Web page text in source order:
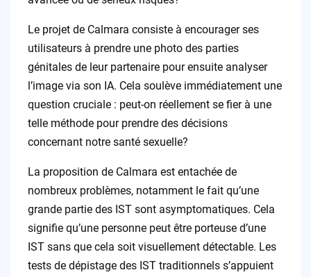
Le projet de Calmara consiste à encourager ses
utilisateurs à prendre une photo des parties
génitales de leur partenaire pour ensuite analyser
l’image via son IA. Cela soulève immédiatement une
question cruciale : peut-on réellement se fier à une
telle méthode pour prendre des décisions
concernant notre santé sexuelle?
La proposition de Calmara est entachée de
nombreux problèmes, notamment le fait qu’une
grande partie des IST sont asymptomatiques. Cela
signifie qu’une personne peut être porteuse d’une
IST sans que cela soit visuellement détectable. Les
tests de dépistage des IST traditionnels s’appuient